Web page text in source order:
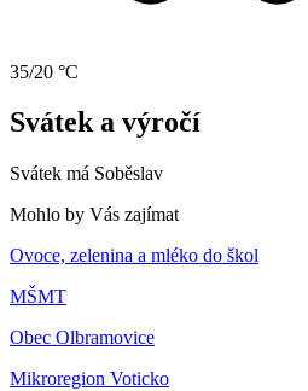
35/20 °C
Svátek a výročí
Svátek má Soběslav
Mohlo by Vás zajímat
Ovoce, zelenina a mléko do škol
MŠMT
Obec Olbramovice
Mikroregion Voticko